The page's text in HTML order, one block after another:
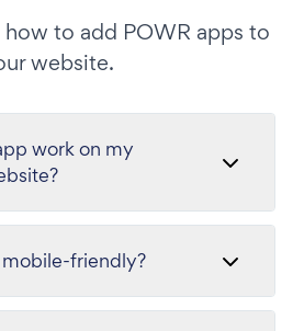
to add POWR apps to
website.
work on my
friendly?